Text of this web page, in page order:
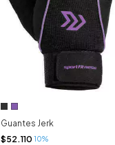
Guantes Jerk
$52.110 10%